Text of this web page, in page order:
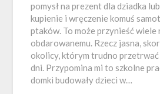
pomysł na prezent dla dziadka
kupienie i wręczenie komuś
ptaków. To może przynieść wiele
obdarowanemu. Rzecz jasna,
okolicy, którym trudno przetrwać
dni. Przypomina mi to szkolne
domki budowały dzieci w…